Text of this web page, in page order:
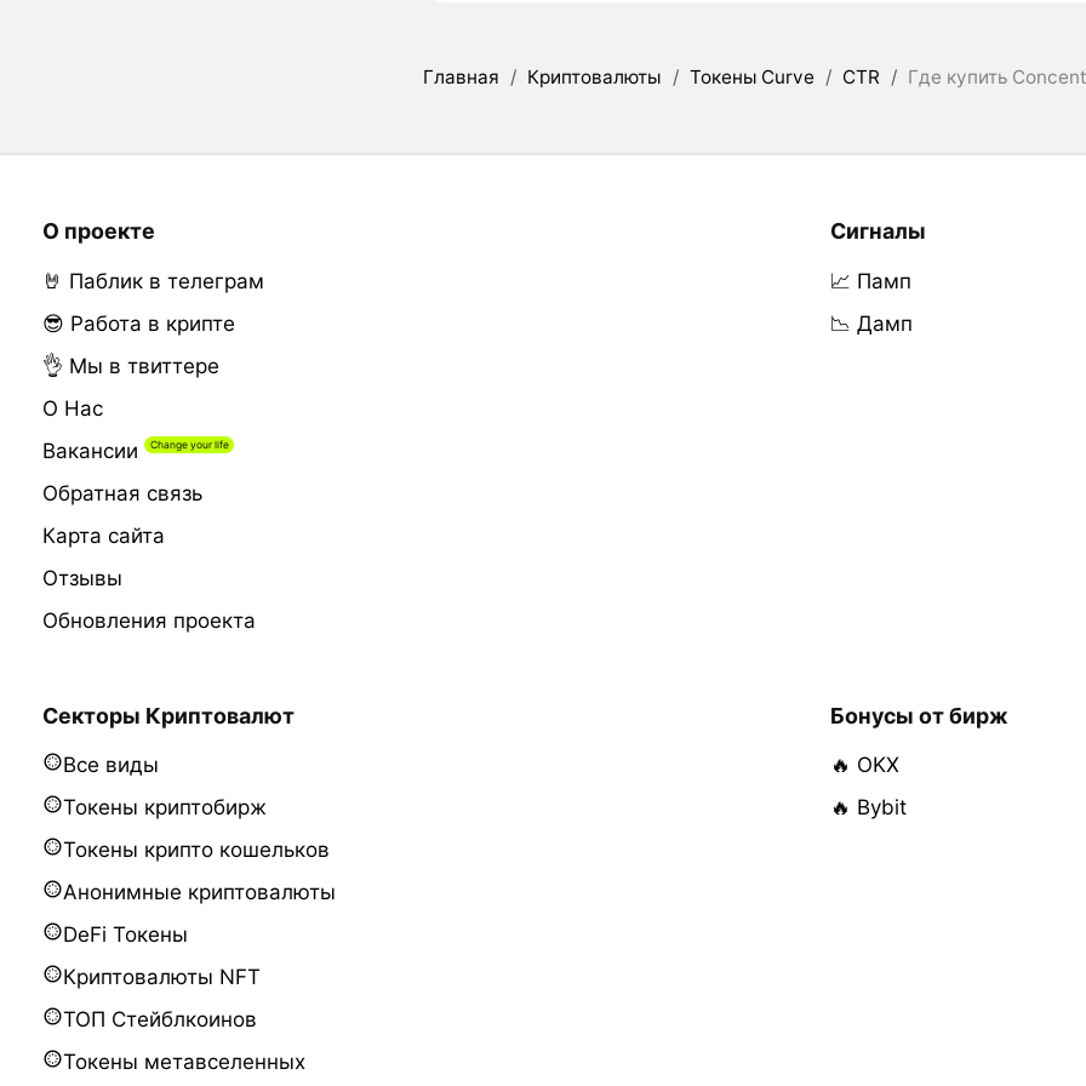
Главная / Криптовалюты / Токены Curve / CTR / Где купить
О проекте
🤘 Паблик в телеграм
😎 Работа в крипте
👌 Мы в твиттере
О Нас
Вакансии
Обратная связь
Карта сайта
Отзывы
Обновления проекта
Сигналы
📈 Памп
📉 Дамп
Секторы Криптовалют
Все виды
Токены криптобирж
Токены крипто кошельков
Анонимные криптовалюты
DeFi Токены
Криптовалюты NFT
ТОП Стейблкоинов
Токены метавселенных
Бонусы от бирж
🔥 OKX
🔥 Bybit